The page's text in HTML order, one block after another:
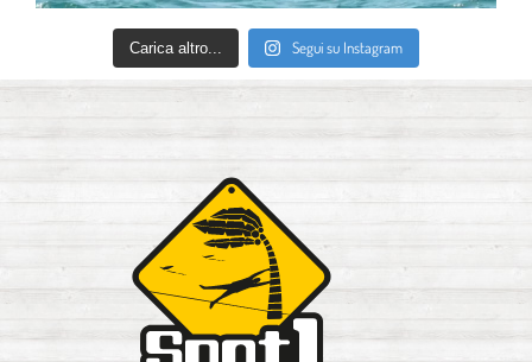
Carica altro... Segui su Instagram